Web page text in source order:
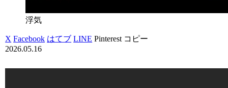
浮気
X Facebook はてブ LINE Pinterest コピー
2026.05.16